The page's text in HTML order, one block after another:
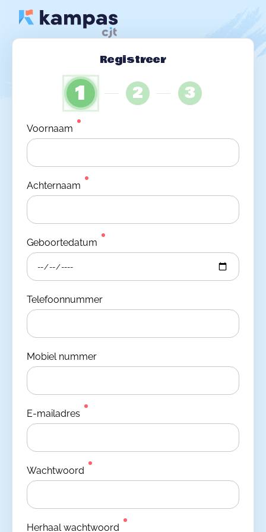
Registreer
1 2 3
Voornaam
Achternaam
Geboortedatum
Telefoonnummer
Mobiel nummer
E-mailadres
Wachtwoord
Herhaal wachtwoord